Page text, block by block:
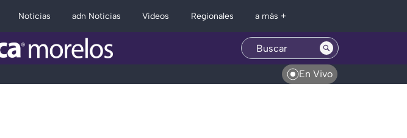
Noticias adn Noticias Videos Regionales a más +
En Vivo